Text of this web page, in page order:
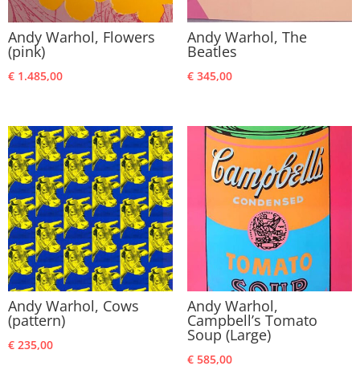
Andy Warhol, Flowers
(pink)
€ 1.485,00
Andy Warhol, The
Beatles
€345,00
Andy Warhol, Cows
(pattern)
€ 235,00
Andy Warhol,
Campbell’s Tomato
Soup (Large)
€585,00